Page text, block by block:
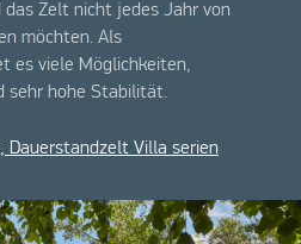
Zelt nicht jedes Jahr von
möchten. Als
es viele Möglichkeiten,
sehr hohe Stabilität.
Dauerstandzelt Villa serien